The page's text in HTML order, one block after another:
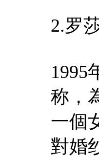
2.罗
1995
称，
一個
對婚